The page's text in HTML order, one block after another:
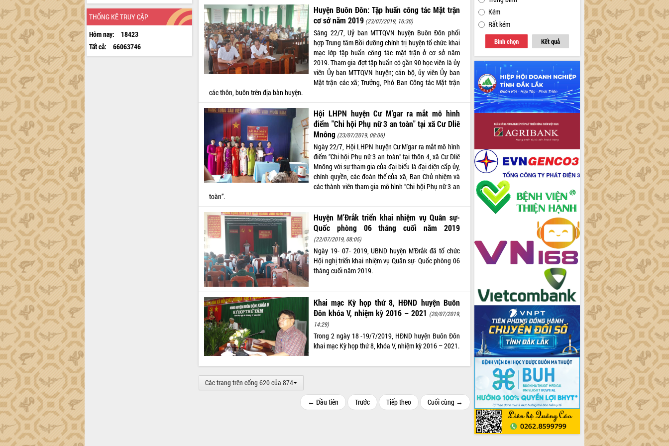
THỐNG KÊ TRUY CẬP
Hôm nay:
18423
Tất cả:
66063746
Huyện Buôn Đôn: Tập huấn công tác Mặt trận
cơ sở năm 2019 (23/07/2019, 16:30)
Sáng 22/7, Uỷ ban MTTQVN huyện Buôn Đôn phối
hợp Trung tâm Bồi dưỡng chính trị huyện tổ chức khai
mạc lớp tập huấn công tác mặt trận ở cơ sở năm
2019. Tham gia đợt tập huấn có gần 90 học viên là ủy
viên Ủy ban MTTQVN huyện; cán bộ, ủy viên Ủy ban
Mặt trận các xã; Trưởng, Phó Ban Công tác Mặt trận
các thôn, buôn trên địa bàn huyện.
Hội LHPN huyện Cư M'gar ra mắt mô hình
điểm "Chi hội Phụ nữ 3 an toàn" tại xã Cư Dliê
Mnông (23/07/2019, 08:06)
Ngày 22/7, Hội LHPN huyện Cư M'gar ra mắt mô hình
điểm “Chi hội Phụ nữ 3 an toàn” tại thôn 4, xã Cư Dliê
Mnông với sự tham gia của đại biểu là đại diện cấp ủy,
chính quyền, các đoàn thể của xã, Ban Chủ nhiệm và
các thành viên tham gia mô hình “Chi hội Phụ nữ 3 an
toàn”.
Huyện M’Đrắk triển khai nhiệm vụ Quân sự-
Quốc phòng 06 tháng cuối năm 2019
(22/07/2019, 08:05)
Ngày 19- 07- 2019, UBND huyện M’Đrắk đã tổ chức
Hội nghị triển khai nhiệm vụ Quân sự- Quốc phòng 06
tháng cuối năm 2019.
Khai mạc Kỳ họp thứ 8, HĐND huyện Buôn
Đôn khóa V, nhiệm kỳ 2016 – 2021 (20/07/2019,
14:29)
Trong 2 ngày 18 -19/7/2019, HĐND huyện Buôn Đôn
khai mạc Kỳ họp thứ 8, khóa V, nhiệm kỳ 2016 – 2021.
Các trang trên cổng 620 của 874
← Đầu tiên Trước Tiếp theo Cuối cùng →
Kém
Rất kém
Bình chọn Kết quả